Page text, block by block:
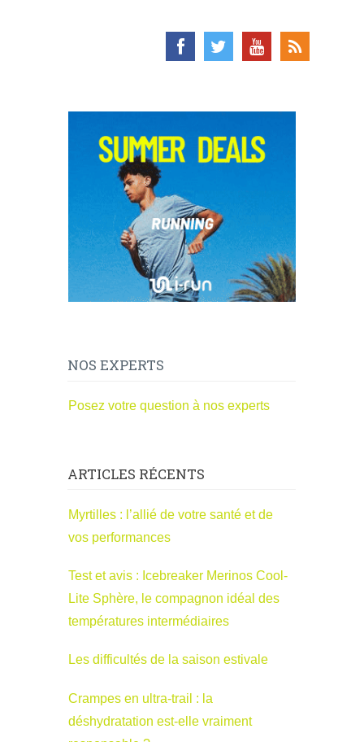
NOS EXPERTS
Posez votre question à nos experts
ARTICLES RÉCENTS
Myrtilles : l’allié de votre santé et de
vos performances
Test et avis : Icebreaker Merinos Cool-
Lite Sphère, le compagnon idéal des
températures intermédiaires
Les difficultés de la saison estivale
Crampes en ultra-trail : la
déshydratation est-elle vraiment